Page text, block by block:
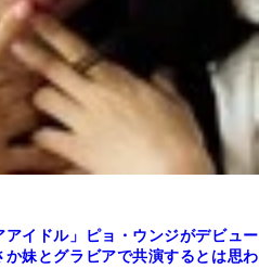
アイドル」ピョ・ウンジがデビュー
か妹とグラビアで共演するとは思わ